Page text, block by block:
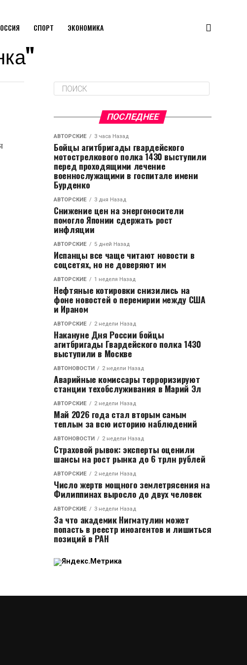
СПОРТ ЭКОНОМИКА
ПОСЛЕДНЕЕ
АВТОРСКИЕ 3 часа Назад
Бойцы агитбригады гвардейского
мотострелкового полка 1430 выступили
перед проходящими лечение
военнослужащими в госпитале имени
Бурденко
АВТОРСКИЕ 3 дня Назад
Снижение цен на энергоносители
помогло Японии сдержать рост
инфляции
АВТОРСКИЕ 5 дней Назад
Испанцы все чаще читают новости в
соцсетях, но не доверяют им
АВТОРСКИЕ 1 неделя Назад
Нефтяные котировки снизились на
фоне новостей о перемирии между США
и Ираном
АВТОРСКИЕ 2 недели Назад
Накануне Дня России бойцы
агитбригады Гвардейского полка 1430
выступили в Москве
АВТОНОВОСТИ 2 недели Назад
Аварийные комиссары терроризируют
станции техобслуживания в Марий Эл
АВТОРСКИЕ 2 недели Назад
Май 2026 года стал вторым самым
теплым за всю историю наблюдений
АВТОНОВОСТИ 2 недели Назад
Страховой рывок: эксперты оценили
шансы на рост рынка до 6 трлн рублей
АВТОРСКИЕ 2 недели Назад
Число жертв мощного землетрясения на
Филиппинах выросло до двух человек
АВТОРСКИЕ 3 недели Назад
За что академик Нигматулин может
попасть в реестр иноагентов и лишиться
позиций в РАН